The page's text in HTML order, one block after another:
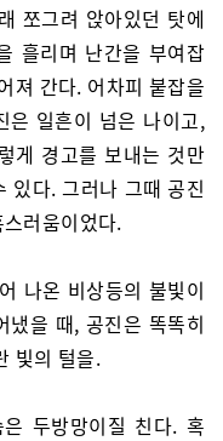
쪼그려 앉아있던 탓에
흘리며 난간을 부여잡
져 간다. 어차피 붙잡을
은 일흔이 넘은 나이고,
게 경고를 보내는 것만
있다. 그러나 그때 공진
러움이었다.
나온 비상등의 불빛이
냈을 때, 공진은 똑똑히
빛의 털을.
두방망이질 친다. 혹